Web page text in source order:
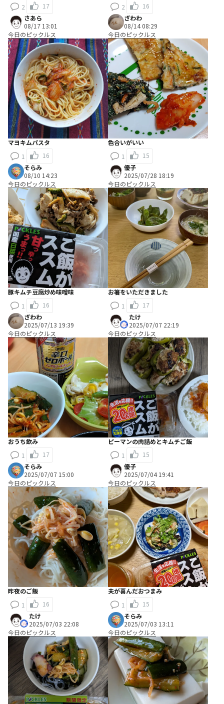
2 17 2
16
さあら
08/17 13:01
今日のピックルス
マヨキムパスタ
1
16
ざわわ
08/14 08:29
今日のピックルス
色合いがいい
1
15
そらみ
08/10 14:23
今日のピックルス
豚キムチ豆腐炒め味噌味
1
16
優子
2025/07/28 18:19
今日のピックルス
お箸をいただきました
1
17
ざわわ
2025/07/13 19:39
今日のピックルス
おうち飲み
1
17
たけ
2025/07/07 22:19
今日のピックルス
ピーマンの肉詰めとキムチご飯
1
15
そらみ
2025/07/07 15:00
今日のピックルス
昨夜のご飯
1
16
優子
2025/07/04 19:41
今日のピックルス
夫が喜んだおつまみ
1
15
たけ
2025/07/03 22:08
今日のピックルス
そらみ
2025/07/03 13:11
今日のピックルス